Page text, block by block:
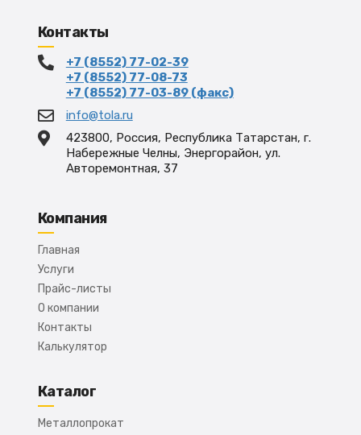
Контакты
+7 (8552) 77-02-39
+7 (8552) 77-08-73
+7 (8552) 77-03-89 (факс)
info@tola.ru
423800, Россия, Республика Татарстан, г.
Набережные Челны, Энергорайон, ул.
Авторемонтная, 37
Компания
Главная
Услуги
Прайс-листы
О компании
Контакты
Калькулятор
Каталог
Металлопрокат